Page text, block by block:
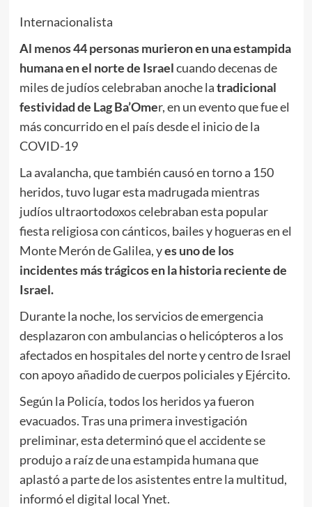
Internacionalista
Al menos 44 personas murieron en una estampida
humana en el norte de Israelcuando decenas de
miles de judíos celebraban anoche latradicional
festividad de Lag Ba’Omer, en un evento que fue el
más concurrido en el país desde el inicio de la
COVID-19
La avalancha, que también causó en torno a 150
heridos, tuvo lugar esta madrugada mientras
judíos ultraortodoxos celebraban esta popular
fiesta religiosa con cánticos, bailes y hogueras en el
Monte Merón de Galilea, yes uno de los
incidentes más trágicos en la historia reciente de
Israel.
Durante la noche, los servicios de emergencia
desplazaron con ambulancias o helicópteros a los
afectados en hospitales del norte y centro de Israel
con apoyo añadido de cuerpos policiales y Ejército.
Según la Policía, todos los heridos ya fueron
evacuados. Tras una primera investigación
preliminar, esta determinó que el accidente se
produjo a raíz de una estampida humana que
aplastó a parte de los asistentes entre la multitud,
informó el digital local Ynet.